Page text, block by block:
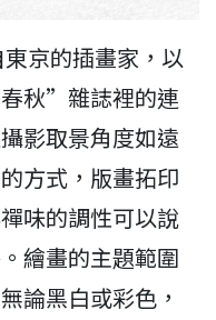
京的插畫家，以
秋”雜誌裡的連
影取景角度如遠
方式，版畫拓印
味的調性可以說
繪畫的主題範圍
論黑白或彩色，